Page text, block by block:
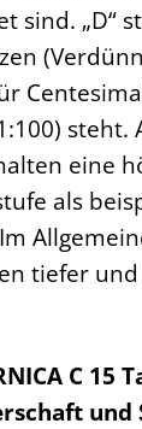
sind. „D“
steht.
eine
als
tiefer
C 15